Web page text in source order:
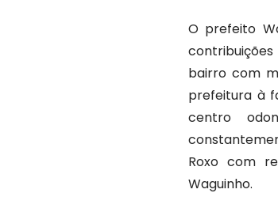
O prefeito
bairro com
prefeitura à
centro
Roxo com
Waguinho.